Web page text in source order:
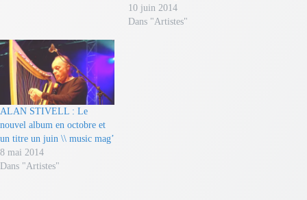
10 juin 2014
Dans "Artistes"
ALAN STIVELL : Le
nouvel album en octobre et
un titre un juin \\ music mag’
8 mai 2014
Dans "Artistes"